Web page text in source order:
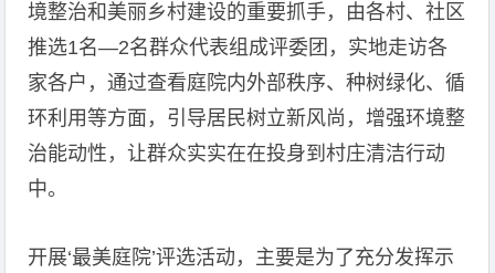
境整治和美丽乡村建设的重要抓手，由各村、社区
推选1名—2名群众代表组成评委团，实地走访各
家各户，通过查看庭院内外部秩序、种树绿化、循
环利用等方面，引导居民树立新风尚，增强环境整
治能动性，让群众实实在在投身到村庄清洁行动
中。
开展‘最美庭院’评选活动，主要是为了充分发挥示